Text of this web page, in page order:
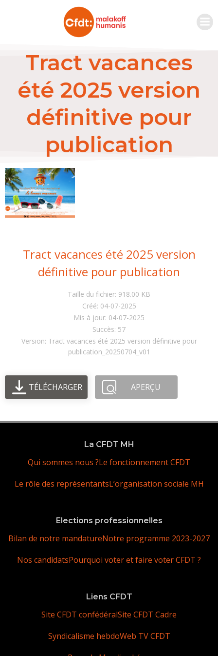
Tract vacances
été 2025 version
définitive pour
publication
Tract vacances été 2025 version
définitive pour publication
Taille du fichier: 918.00 KB
Créé: 04-07-2025
Mis à jour: 04-07-2025
Succès: 57
Version: Tract vacances été 2025 version définitive pour
publication_20250704_v01
TÉLÉCHARGER APERÇU
La CFDT MH
Qui sommes nous ?Le fonctionnement CFDT
Le rôle des représentantsL’organisation sociale MH
Elections professionnelles
Bilan de notre mandatureNotre programme 2023-2027
Nos candidatsPourquoi voter et faire voter CFDT ?
Liens CFDT
Site CFDT confédéralSite CFDT Cadre
Syndicalisme hebdoWeb TV CFDT